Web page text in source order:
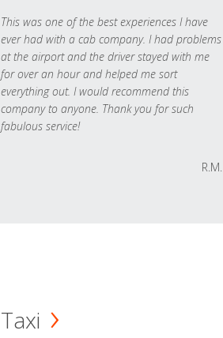
This was one of the best experiences I have
ever had with a cab company. I had problems
at the airport and the driver stayed with me
for over an hour and helped me sort
everything out. I would recommend this
company to anyone. Thank you for such
fabulous service!
R.M.
Taxi